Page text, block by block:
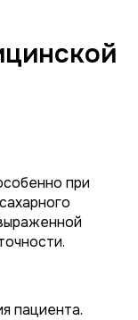
при
пациента.